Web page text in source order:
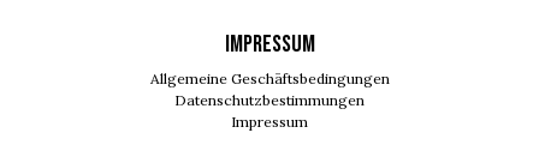
IMPRESSUM
Allgemeine Geschäftsbedingungen
Datenschutzbestimmungen
Impressum